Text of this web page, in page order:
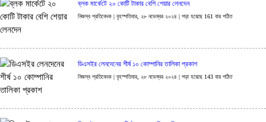
ব্লক মার্কেটে ২০ কোটি টাকার বেশি শেয়ার লেনদেন
নিজস্ব প্রতিবেদক | বৃহস্পতিবার, ২৮ নভেম্বর ২০২৪ | পড়া হয়েছে 161 বার পঠিত
ডিএসইর লেনদেনের শীর্ষ ১০ কোম্পানির তালিকা প্রকাশ
নিজস্ব প্রতিবেদক | বৃহস্পতিবার, ২৮ নভেম্বর ২০২৪ | পড়া হয়েছে 143 বার পঠিত